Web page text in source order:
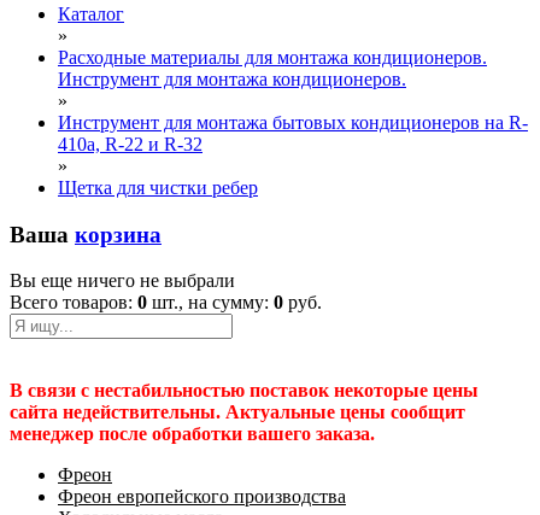
Каталог
»
Расходные материалы для монтажа кондиционеров.
Инструмент для монтажа кондиционеров.
»
Инструмент для монтажа бытовых кондиционеров на R-
410а, R-22 и R-32
»
Щетка для чистки ребер
Ваша корзина
Вы еще ничего не выбрали
Всего товаров: 0 шт., на сумму: 0 руб.
В связи с нестабильностью поставок некоторые цены
сайта недействительны. Актуальные цены сообщит
менеджер после обработки вашего заказа.
Фреон
Фреон европейского производства